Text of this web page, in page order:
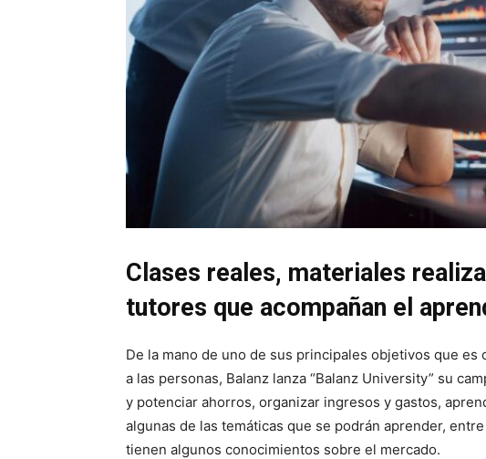
Clases reales, materiales
tutores que acompañan el
De la mano de uno de sus principales objetivos que
a las personas, Balanz lanza “Balanz University” su
y potenciar ahorros, organizar ingresos y gastos,
algunas de las temáticas que se podrán aprender,
tienen algunos conocimientos sobre el mercado.